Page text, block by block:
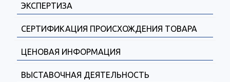
ЭКСПЕРТИЗА
СЕРТИФИКАЦИЯ ПРОИСХОЖДЕНИЯ ТОВАРА
ЦЕНОВАЯ ИНФОРМАЦИЯ
ВЫСТАВОЧНАЯ ДЕЯТЕЛЬНОСТЬ